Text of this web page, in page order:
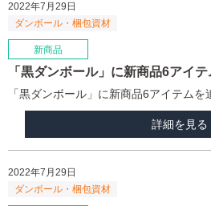
2022年7月29日
「黒ダンボール」に新商品6アイテ
「黒ダンボール」に新商品6アイテムを
詳細を見る
2022年7月29日